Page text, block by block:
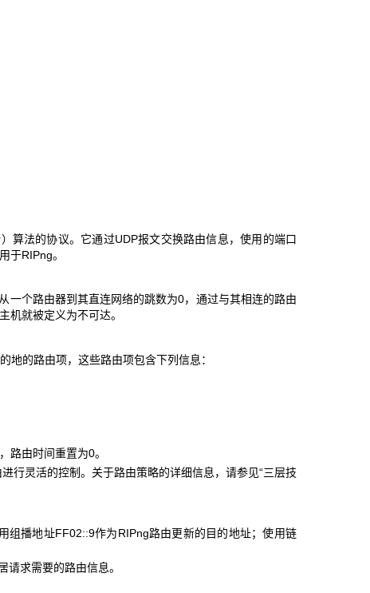
算法的协议。它通过UDP报文交换路由信息，使用的端口
于RIPng。
一个路由器到其直连网络的跳数为0，通过与其相连的路由
机就被定义为不可达。
的路由项，这些路由项包含下列信息：
由时间重置为0。
灵活的控制。关于路由策略的详细信息，请参见“三层技
组播地址FF02::9作为RIPng路由更新的目的地址；使用链
求需要的路由信息。